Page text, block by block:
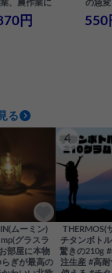
、農作業に
円
の急
550
る
ムーミン)
グラスラ
部屋に本物
ぎが最高の
4
THERMOS(
チタンボト
驚きの210g
注生産 #高